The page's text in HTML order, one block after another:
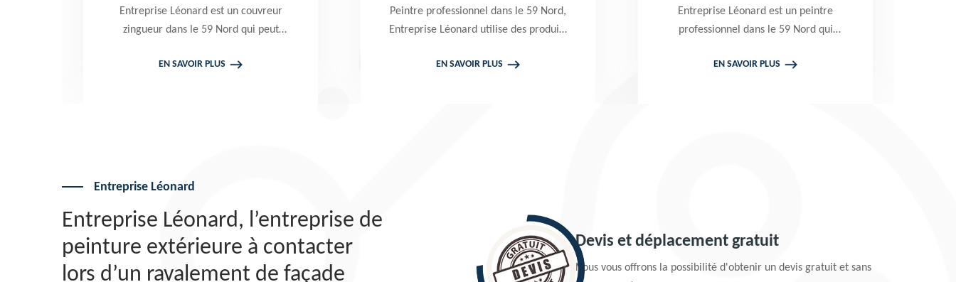
Entreprise Léonard est un couvreur
zingueur dans le 59 Nord qui peut
effectuer un changement gouttière
EN SAVOIR PLUS
Peintre professionnel dans le 59 Nord,
Entreprise Léonard utilise des produits
terrasse et pavé. Propose un devis
EN SAVOIR PLUS
Entreprise Léonard est un peintre
professionnel dans le 59 Nord qui
chez vous pour prendre en main vos
EN SAVOIR PLUS
Entreprise Léonard
Entreprise Léonard, l’entreprise de
peinture extérieure à contacter
lors d’un ravalement de façade
Devis et déplacement gratuit
Nous vous offrons la possibilité d'obtenir un devis gratuit et sans